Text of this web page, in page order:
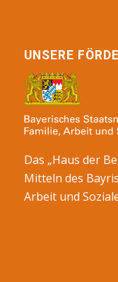
UNSERE
Das „Haus der
Mitteln des
Arbeit und